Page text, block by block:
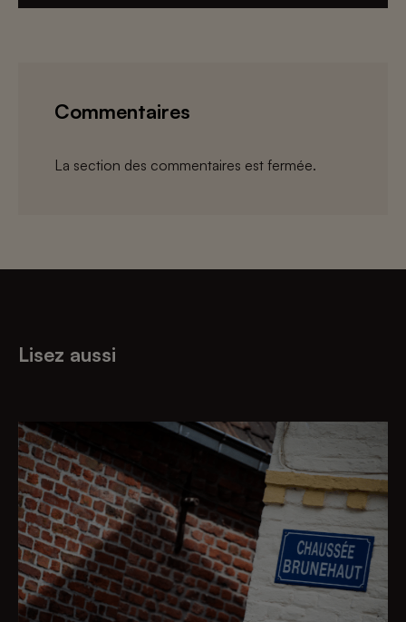
Commentaires
La section des commentaires est fermée.
Lisez aussi